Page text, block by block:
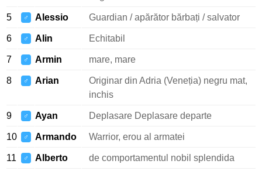
5 ♂ Alessio Guardian / apărător bărbați / salvator
6 ♂ Alin Echitabil
7 ♂ Armin mare, mare
8 ♂ Arian
Originar din Adria (Veneția) negru mat,
inchis
9 ♂ Ayan Deplasare Deplasare departe
10 ♂ Armando Warrior, erou al armatei
11 ♂ Alberto de comportamentul nobil splendida